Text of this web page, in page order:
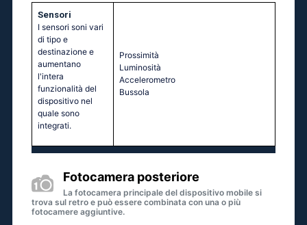
Sensori
I sensori soni vari
di tipo e
destinazione e
aumentano
l'intera
funzionalità del
dispositivo nel
quale sono
integrati.
Prossimità
Luminosità
Accelerometro
Bussola
Fotocamera posteriore
La fotocamera principale del dispositivo mobile si
trova sul retro e può essere combinata con una o più
fotocamere aggiuntive.